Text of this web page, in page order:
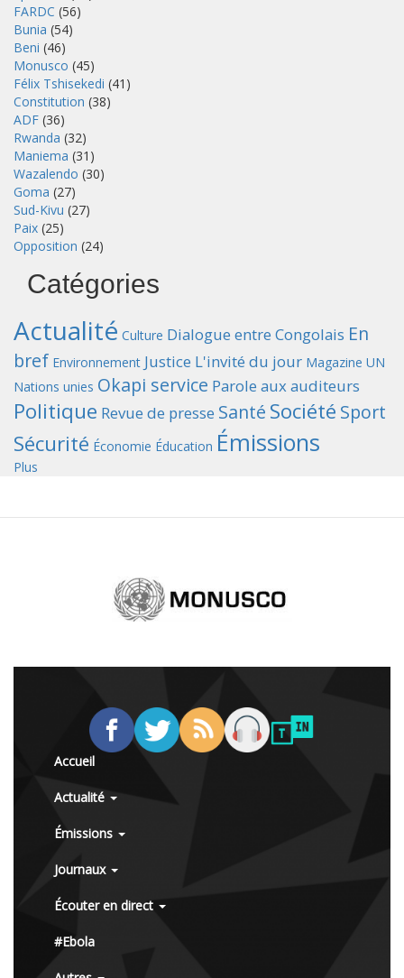
FARDC (56)
Bunia (54)
Beni (46)
Monusco (45)
Félix Tshisekedi (41)
Constitution (38)
ADF (36)
Rwanda (32)
Maniema (31)
Wazalendo (30)
Goma (27)
Sud-Kivu (27)
Paix (25)
Opposition (24)
Catégories
Actualité Culture Dialogue entre Congolais En
bref Environnement Justice L'invité du jour Magazine UN
Nations unies Okapi service Parole aux auditeurs
Politique Revue de presse Santé Société Sport
Sécurité Économie Éducation Émissions
Plus
Accueil
Actualité
Émissions
Journaux
Écouter en direct
#Ebola